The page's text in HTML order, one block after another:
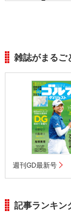
雑誌がまるご
週刊GD最新号
記事ランキン